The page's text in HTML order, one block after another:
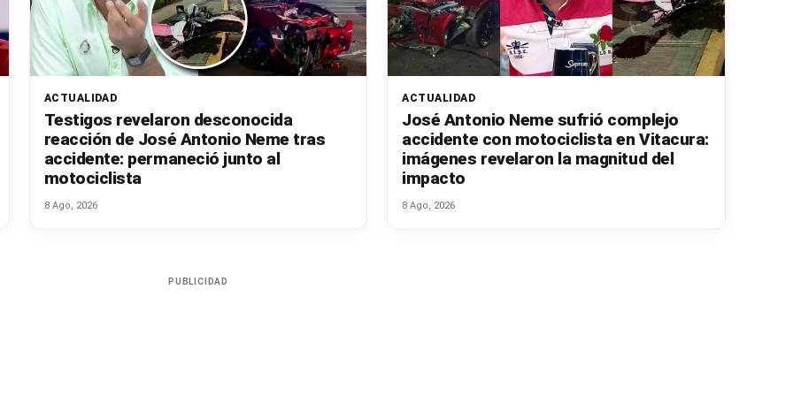
ACTUALIDAD
Testigos revelaron desconocida
reacción de José Antonio Neme tras
accidente: permaneció junto al
motociclista
8 Ago, 2026
ACTUALIDAD
José Antonio Neme sufrió complejo
accidente con motociclista en Vitacura:
imágenes revelaron la magnitud del
impacto
8 Ago, 2026
PUBLICIDAD